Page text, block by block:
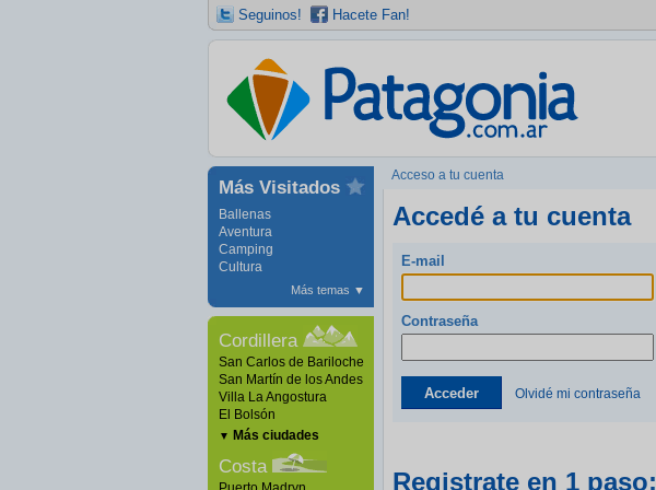
Seguinos! Hacete Fan!
Más Visitados
Ballenas
Aventura
Camping
Cultura
Más temas ▼
Cordillera
San Carlos de Bariloche
San Martín de los Andes
Villa La Angostura
El Bolsón
▼ Más ciudades
Costa
Acceso a tu cuenta
Accedé a tu cuenta
E-mail
Contraseña
Acceder Olvidé mi contraseña
Registrate en 1 paso: